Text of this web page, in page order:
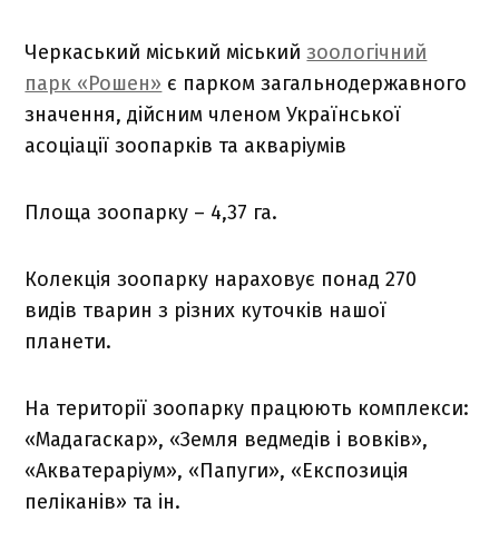
Черкаський міський міськийзоологічний
парк «Рошен» є парком загальнодержавного
значення, дійсним членом Української
асоціації зоопарків та акваріумів
Площа зоопарку – 4,37 га.
Колекція зоопарку нараховує понад 270
видів тварин з різних куточків нашої
планети.
На території зоопарку працюють комплекси:
«Мадагаскар», «Земля ведмедів і вовків»,
«Акватераріум», «Папуги», «Експозиція
пеліканів» та ін.